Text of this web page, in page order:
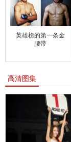
英雄榜的第一条金
腰带
高清图集